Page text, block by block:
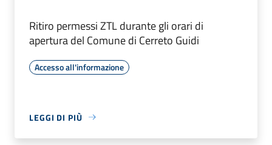
Ritiro permessi ZTL durante gli orari di
apertura del Comune di Cerreto Guidi
Accesso all'informazione
LEGGI DI PIÙ